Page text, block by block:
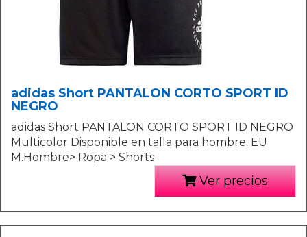
adidas Short PANTALON CORTO SPORT ID
NEGRO
adidas Short PANTALON CORTO SPORT ID NEGRO
Multicolor Disponible en talla para hombre. EU
M.Hombre> Ropa > Shorts
Ver precios